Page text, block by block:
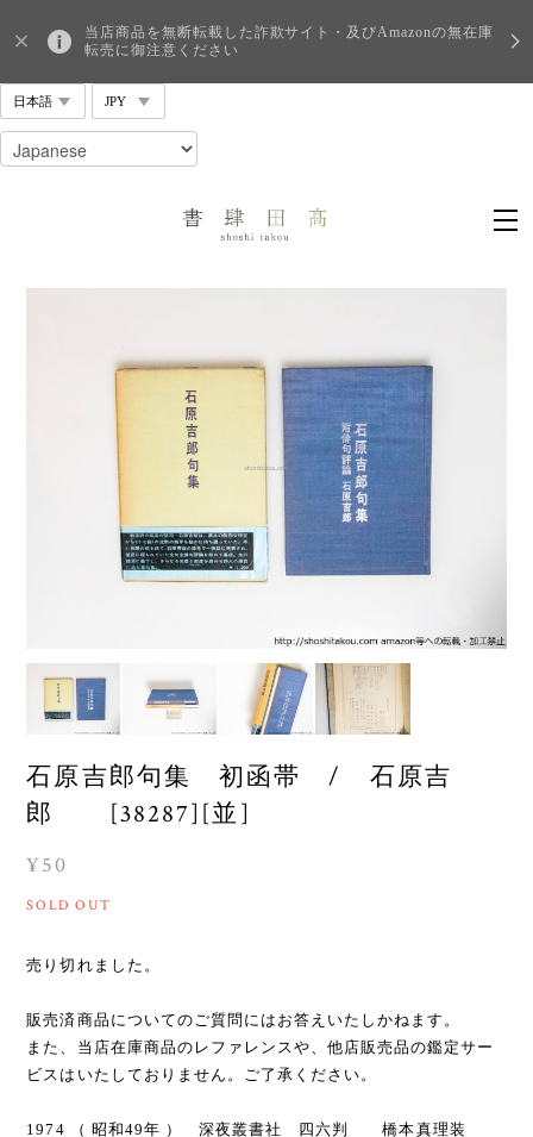
当店商品を無断転載した詐欺サイト・及びAmazonの無在庫
転売に御注意ください
石原吉郎句集 初函帯 / 石原吉
郎 [38287][並]
¥50
SOLD OUT
売り切れました。
販売済商品についてのご質問にはお答えいたしかねます。
また、当店在庫商品のレファレンスや、他店販売品の鑑定サー
ビスはいたしておりません。ご了承ください。
1974 （ 昭和49年 ） 深夜叢書社 四六判 橋本真理装